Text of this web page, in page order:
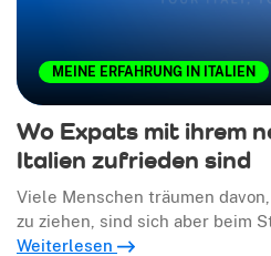
MEINE ERFAHRUNG IN ITALIEN
Wo Expats mit ihrem
Italien zufrieden sind
Viele Menschen träumen
zu ziehen, sind sich aber beim
Weiterlesen